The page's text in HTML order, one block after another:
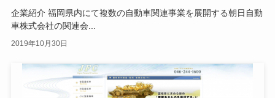
企業紹介 福岡県内にて複数の自動車関連事業を展開する朝日自動
車株式会社の関連会...
2019年10月30日